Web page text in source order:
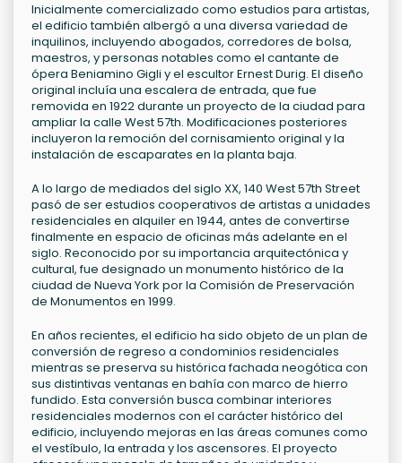
Inicialmente comercializado como estudios para artistas,
el edificio también albergó a una diversa variedad de
inquilinos, incluyendo abogados, corredores de bolsa,
maestros, y personas notables como el cantante de
ópera Beniamino Gigli y el escultor Ernest Durig. El diseño
original incluía una escalera de entrada, que fue
removida en 1922 durante un proyecto de la ciudad para
ampliar la calle West 57th. Modificaciones posteriores
incluyeron la remoción del cornisamiento original y la
instalación de escaparates en la planta baja.
A lo largo de mediados del siglo XX, 140 West 57th Street
pasó de ser estudios cooperativos de artistas a unidades
residenciales en alquiler en 1944, antes de convertirse
finalmente en espacio de oficinas más adelante en el
siglo. Reconocido por su importancia arquitectónica y
cultural, fue designado un monumento histórico de la
ciudad de Nueva York por la Comisión de Preservación
de Monumentos en 1999.
En años recientes, el edificio ha sido objeto de un plan de
conversión de regreso a condominios residenciales
mientras se preserva su histórica fachada neogótica con
sus distintivas ventanas en bahía con marco de hierro
fundido. Esta conversión busca combinar interiores
residenciales modernos con el carácter histórico del
edificio, incluyendo mejoras en las áreas comunes como
el vestíbulo, la entrada y los ascensores. El proyecto